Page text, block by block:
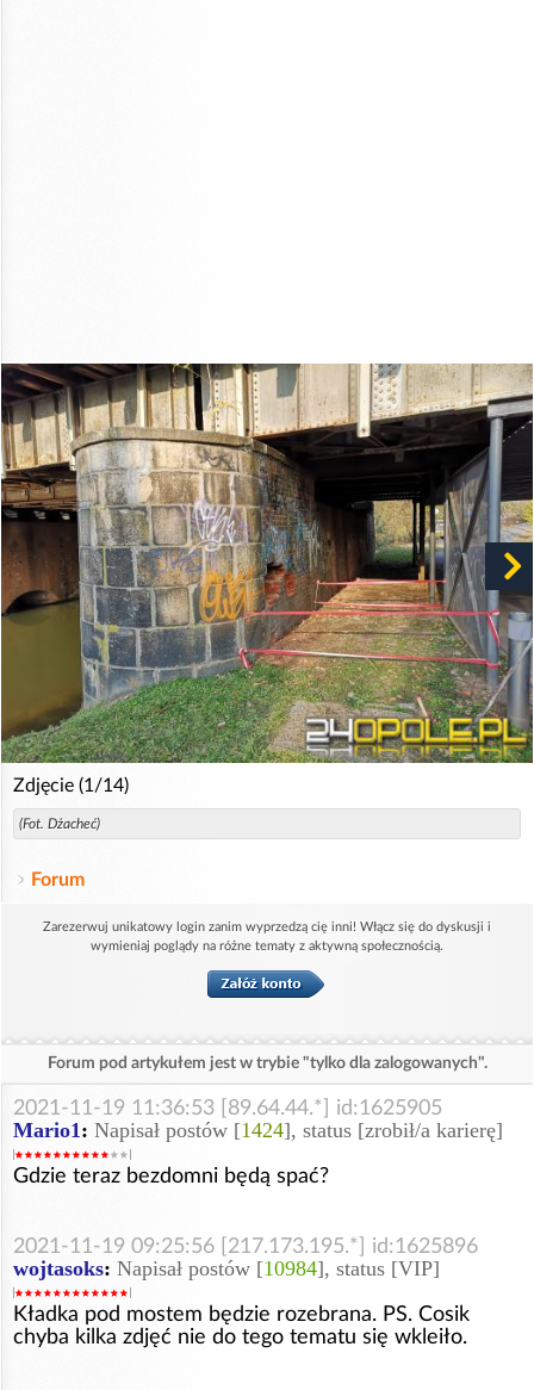
Zdjęcie (1/14)
(Fot. Dżacheć)
Forum
Zarezerwuj unikatowy login zanim wyprzedzą cię inni! Włącz się do dyskusji i
wymieniaj poglądy na różne tematy z aktywną społecznością.
Forum pod artykułem jest w trybie "tylko dla zalogowanych".
2021-11-19 11:36:53 [89.64.44.*] id:1625905
Mario1 : Napisał postów [1424], status [zrobił/a karierę]
Gdzie teraz bezdomni będą spać?
2021-11-19 09:25:56 [217.173.195.*] id:1625896
wojtasoks: Napisał postów [10984], status [VIP]
Kładka pod mostem będzie rozebrana. PS. Cosik
chyba kilka zdjęć nie do tego tematu się wkleiło.